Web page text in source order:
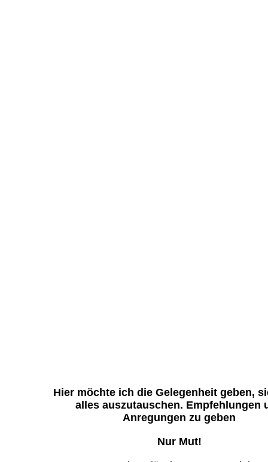
Hier möchte ich die Gelegenheit geben,
alles auszutauschen. Empfehlungen
Anregungen zu geben
Nur Mut!